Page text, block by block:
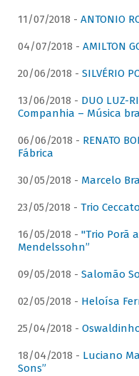
11/07/2018 - ANTONIO
04/07/2018 - AMILTON
20/06/2018 - SILVÉRIO
13/06/2018 - DUO LUZ-
Companhia – Música
06/06/2018 - RENATO
Fábrica
30/05/2018 - Marcelo
23/05/2018 - Trio
16/05/2018 - "Trio Porã
Mendelssohn”
09/05/2018 - Salomão
02/05/2018 - Heloísa
25/04/2018 -
18/04/2018 - Luciano
Sons”